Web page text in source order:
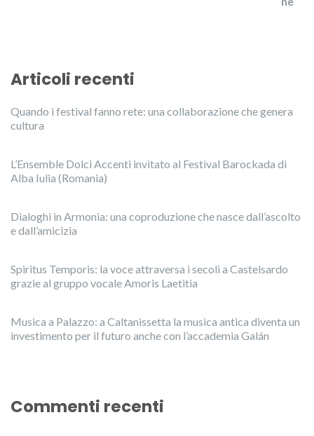
Articoli recenti
Quando i festival fanno rete: una collaborazione che genera
cultura
L’Ensemble Dolci Accenti invitato al Festival Barockada di
Alba Iulia (Romania)
Dialoghi in Armonia: una coproduzione che nasce dall’ascolto
e dall’amicizia
Spiritus Temporis: la voce attraversa i secoli a Castelsardo
grazie al gruppo vocale Amoris Laetitia
Musica a Palazzo: a Caltanissetta la musica antica diventa un
investimento per il futuro anche con l’accademia Galán
Commenti recenti